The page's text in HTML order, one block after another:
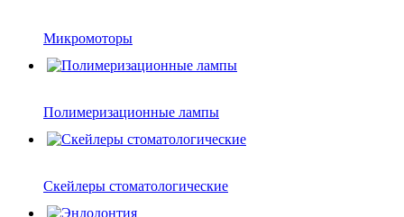
Микромоторы
Полимеризационные лампы
Скейлеры стоматологические